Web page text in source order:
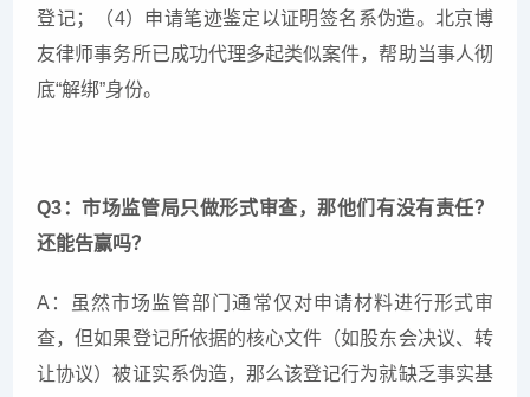
登记；（4）申请笔迹鉴定以证明签名系伪造。北京博
友律师事务所已成功代理多起类似案件，帮助当事人彻
底“解绑”身份。
Q3：市场监管局只做形式审查，那他们有没有责任？
还能告赢吗？
A：虽然市场监管部门通常仅对申请材料进行形式审
查，但如果登记所依据的核心文件（如股东会决议、转
让协议）被证实系伪造，那么该登记行为就缺乏事实基